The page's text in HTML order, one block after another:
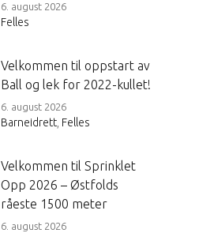
6. august 2026
Felles
Velkommen til oppstart av
Ball og lek for 2022-kullet!
6. august 2026
Barneidrett, Felles
Velkommen til Sprinklet
Opp 2026 – Østfolds
råeste 1500 meter
6. august 2026